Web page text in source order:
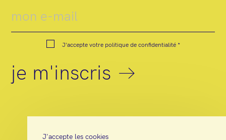
J'accepte votre politique de confidentialité*
je m'inscris
J'accepte les cookies